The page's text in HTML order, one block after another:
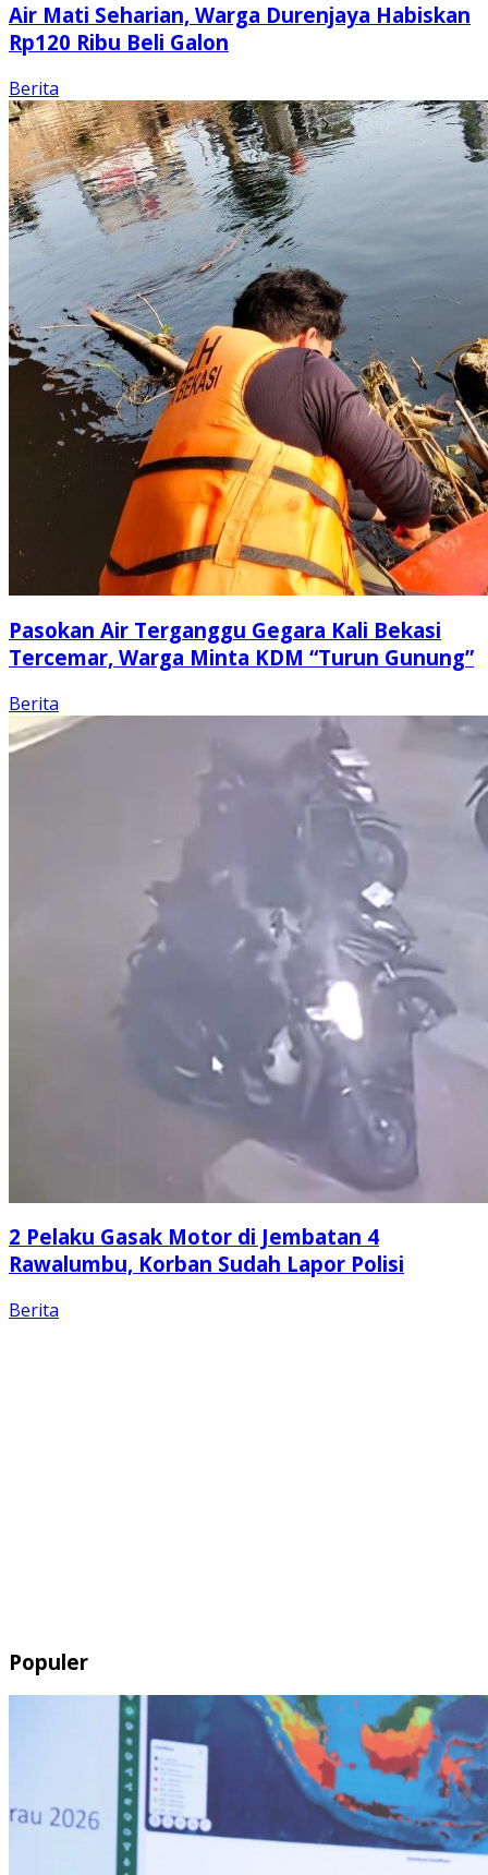
Air Mati Seharian, Warga Durenjaya Habiskan
Rp120 Ribu Beli Galon
Berita
Pasokan Air Terganggu Gegara Kali Bekasi
Tercemar, Warga Minta KDM “Turun Gunung”
Berita
2 Pelaku Gasak Motor di Jembatan 4
Rawalumbu, Korban Sudah Lapor Polisi
Berita
Populer